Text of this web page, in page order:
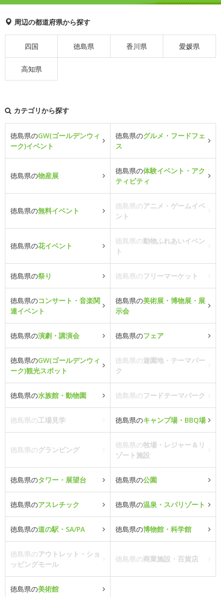
周辺の都道府県から探す
四国 徳島県 香川県 愛媛県
高知県
カテゴリから探す
徳島県のGW(ゴールデンウィ
ーク)イベント
徳島県のグルメ・フードフェ
ス
徳島県の物産展
徳島県の体験イベント・アク
ティビティ
徳島県の無料イベント
徳島県のアニメ・ゲームイベ
ント
徳島県の花イベント
徳島県の動物ふれあいイベン
ト
徳島県の祭り 徳島県のフリーマーケット
徳島県のコンサート・音楽関
連イベント
徳島県の美術展・博物展・展
示会
徳島県の演劇・講演会 徳島県のフェア
徳島県のGW(ゴールデンウィ
ーク)観光スポット
徳島県の遊園地・テーマパー
ク
徳島県の水族館・動物園 徳島県のフードテーマパーク
徳島県の工場見学 徳島県のキャンプ場・BBQ場
徳島県のグランピング
徳島県の牧場・レジャー＆リ
ゾート施設
徳島県のタワー・展望台 徳島県の公園
徳島県のアスレチック 徳島県の温泉・スパリゾート
徳島県の道の駅・SA/PA 徳島県の博物館・科学館
徳島県のアウトレット・ショ
ッピングモール
徳島県の商業施設・百貨店
徳島県の美術館